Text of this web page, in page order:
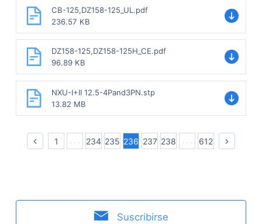
CB-125,DZ158-125_UL.pdf
236.57 KB
DZ158-125,DZ158-125H_CE.pdf
96.89 KB
NXU-I+II 12.5-4Pand3PN.stp
13.82 MB
1 234 235 236 237 238 612
Suscribirse